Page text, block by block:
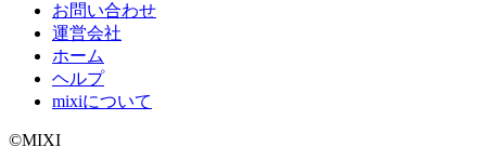
お問い合わせ
運営会社
ホーム
ヘルプ
mixiについて
©MIXI